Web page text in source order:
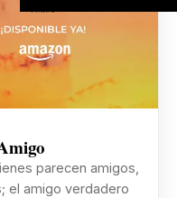
parecen amigos,
el amigo verdadero